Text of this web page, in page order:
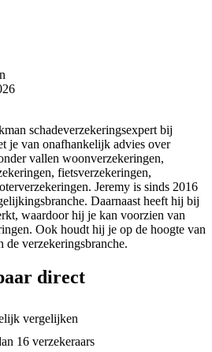
schadeverzekeringsexpert bij
je van onafhankelijk advies over
vallen woonverzekeringen,
fietsverzekeringen,
Jeremy is sinds 2016
Daarnaast heeft hij bij
waardoor hij je kan voorzien van
Ook houdt hij je op de hoogte van
verzekeringsbranche.
direct
vergelijken
16 verzekeraars